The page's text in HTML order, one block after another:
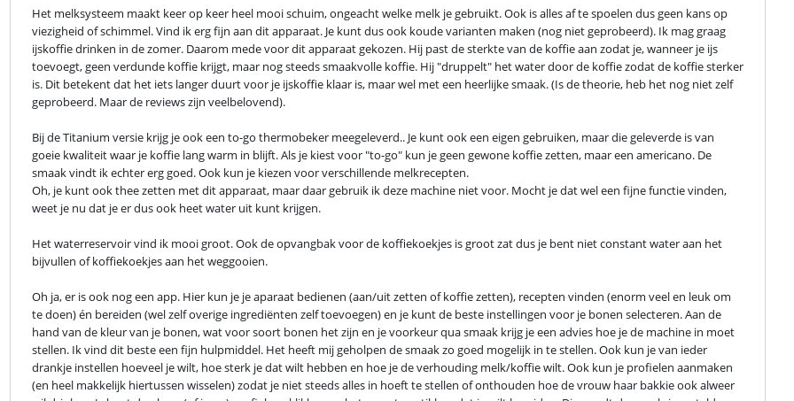
Het melksysteem maakt keer op keer heel mooi schuim, ongeacht welke melk je gebruikt. Ook is alles af te spoelen dus geen kans op
viezigheid of schimmel. Vind ik erg fijn aan dit apparaat. Je kunt dus ook koude varianten maken (nog niet geprobeerd). Ik mag graag
ijskoffie drinken in de zomer. Daarom mede voor dit apparaat gekozen. Hij past de sterkte van de koffie aan zodat je, wanneer je ijs
toevoegt, geen verdunde koffie krijgt, maar nog steeds smaakvolle koffie. Hij "druppelt" het water door de koffie zodat de koffie sterker
is. Dit betekent dat het iets langer duurt voor je ijskoffie klaar is, maar wel met een heerlijke smaak. (Is de theorie, heb het nog niet zelf
geprobeerd. Maar de reviews zijn veelbelovend).
Bij de Titanium versie krijg je ook een to-go thermobeker meegeleverd.. Je kunt ook een eigen gebruiken, maar die geleverde is van
goeie kwaliteit waar je koffie lang warm in blijft. Als je kiest voor "to-go" kun je geen gewone koffie zetten, maar een americano. De
smaak vindt ik echter erg goed. Ook kun je kiezen voor verschillende melkrecepten.
Oh, je kunt ook thee zetten met dit apparaat, maar daar gebruik ik deze machine niet voor. Mocht je dat wel een fijne functie vinden,
weet je nu dat je er dus ook heet water uit kunt krijgen.
Het waterreservoir vind ik mooi groot. Ook de opvangbak voor de koffiekoekjes is groot zat dus je bent niet constant water aan het
bijvullen of koffiekoekjes aan het weggooien.
Oh ja, er is ook nog een app. Hier kun je je aparaat bedienen (aan/uit zetten of koffie zetten), recepten vinden (enorm veel en leuk om
te doen) én bereiden (wel zelf overige ingrediënten zelf toevoegen) en je kunt de beste instellingen voor je bonen selecteren. Aan de
hand van de kleur van je bonen, wat voor soort bonen het zijn en je voorkeur qua smaak krijg je een advies hoe je de machine in moet
stellen. Ik vind dit beste een fijn hulpmiddel. Het heeft mij geholpen de smaak zo goed mogelijk in te stellen. Ook kun je van ieder
drankje instellen hoeveel je wilt, hoe sterk je dat wilt hebben en hoe je de verhouding melk/koffie wilt. Ook kun je profielen aanmaken
(en heel makkelijk hiertussen wisselen) zodat je niet steeds alles in hoeft te stellen of onthouden hoe de vrouw haar bakkie ook alweer